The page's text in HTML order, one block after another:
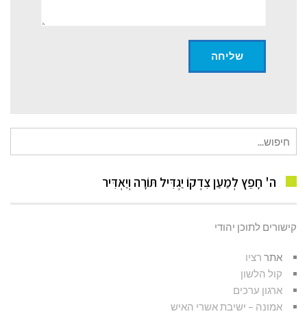
עבור:
ה' חָפֵץ לְמַעַן צִדְקוֹ יַגְדִּיל תּוֹרָה וְיַאְדִּיר
קישורים לתוכן יהודי
אתר רציו
קול הלשון
ארגון ערכים
אמונה – ישיבת אשרי האיש